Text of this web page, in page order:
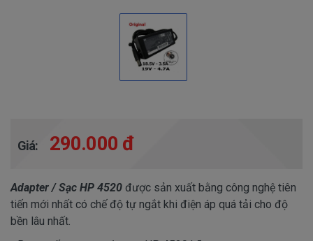
Giá: 290.000 đ
Adapter / Sạc HP 4520 được sản xuất bằng công nghệ tiên
tiến mới nhất có chế độ tự ngắt khi điện áp quá tải cho độ
bền lâu nhất.